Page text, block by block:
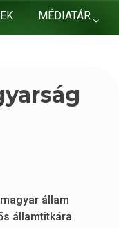
MÉDIATÁR
állam
államtitkára